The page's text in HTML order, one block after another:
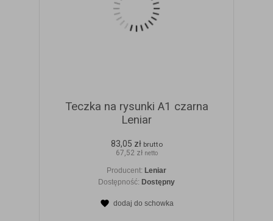
Teczka na rysunki A1 czarna
Leniar
83,05 zł brutto
67,52 zł netto
Producent: Leniar
Dostępność: Dostępny
dodaj do schowka